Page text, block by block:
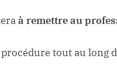
à remettre au
tout au long